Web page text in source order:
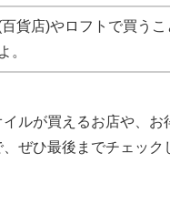
貨店)やロフトで買うこ
。
ルが買えるお店や、お
、ぜひ最後までチェック